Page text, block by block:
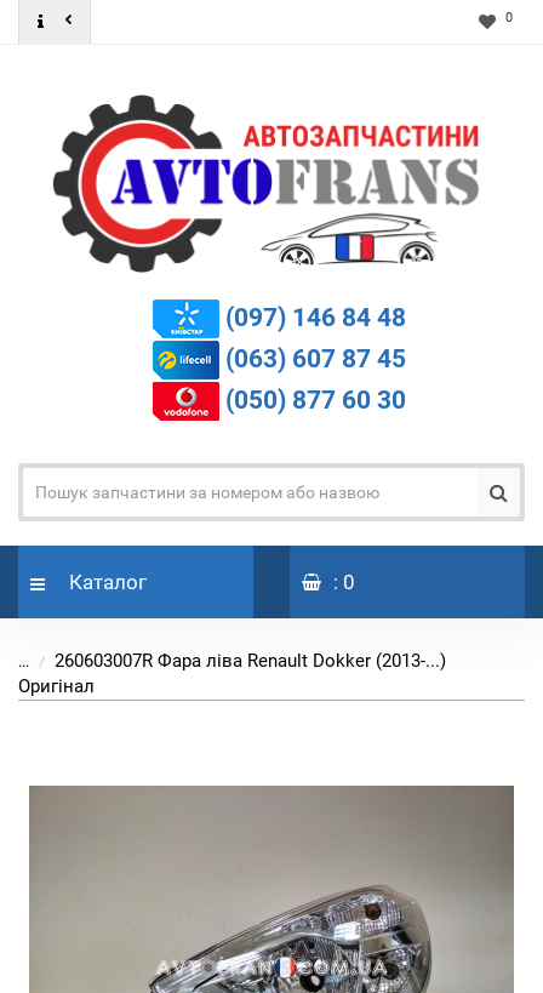
0
(097) 146 84 48
(063) 607 87 45
(050) 877 60 30
Каталог : 0
...
260603007R Фара ліва Renault Dokker (2013-...)
Оригінал